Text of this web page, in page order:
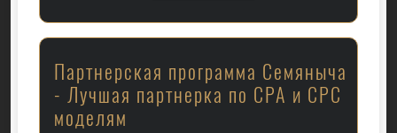
Партнерская программа Семяныча
- Лучшая партнерка по CPA и CPC
моделям